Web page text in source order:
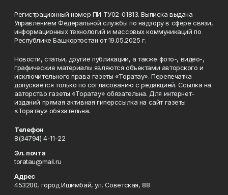
Регистрационный номер ПИ ТУ02-01813. Выписка выдана
Управлением Федеральной службы по надзору в сфере связи,
информационных технологий и массовых коммуникаций по
Республике Башкортостан от 19.05.2025 г.
Новости, статьи, другие публикации, а также фото-, видео-,
графические материалы являются объектами авторского и
исключительного права газеты «Торатау». Перепечатка
допускается только по согласованию с редакцией. Ссылка на
авторство газеты «Торатау» обязательна. Для интернет-
изданий прямая активная гиперссылка на сайт газеты
«Торатау» обязательна.
Телефон
8(34794) 4-11-22
Эл. почта
toratau@mail.ru
Адрес
453200, город Ишимбай, ул. Советская, 88